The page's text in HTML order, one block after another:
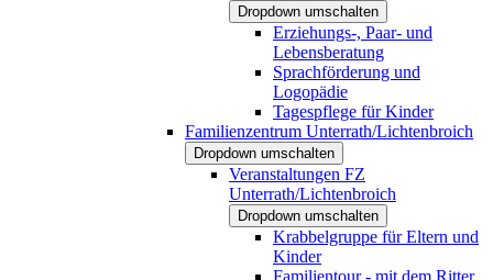
Dropdown umschalten
Erziehungs-, Paar- und
Lebensberatung
Sprachförderung und
Logopädie
Tagespflege für Kinder
Familienzentrum Unterrath/Lichtenbroich
Dropdown umschalten
Veranstaltungen FZ
Unterrath/Lichtenbroich
Dropdown umschalten
Krabbelgruppe für Eltern und
Kinder
Familientour - mit dem Ritter